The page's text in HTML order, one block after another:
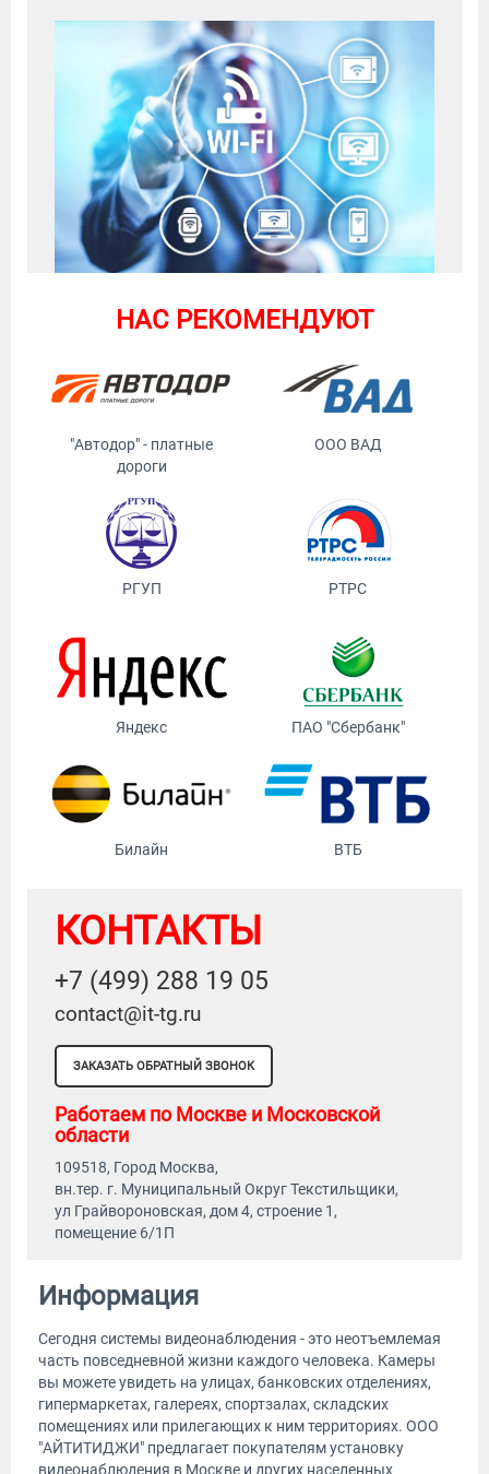
НАС РЕКОМЕНДУЮТ
"Автодор" - платные
дороги
ООО ВАД
РГУП РТРС
Яндекс ПАО "Сбербанк"
Билайн ВТБ
КОНТАКТЫ
+7 (499) 288 19 05
contact@it-tg.ru
ЗАКАЗАТЬ ОБРАТНЫЙ ЗВОНОК
Работаем по Москве и Московской
области
109518, Город Москва,
вн.тер. г. Муниципальный Округ Текстильщики,
ул Грайвороновская, дом 4, строение 1,
помещение 6/1П
Информация
Сегодня системы видеонаблюдения - это неотъемлемая
часть повседневной жизни каждого человека. Камеры
вы можете увидеть на улицах, банковских отделениях,
гипермаркетах, галереях, спортзалах, складских
помещениях или прилегающих к ним территориях. ООО
"АЙТИТИДЖИ" предлагает покупателям установку
видеонаблюдения в Москве и других населенных